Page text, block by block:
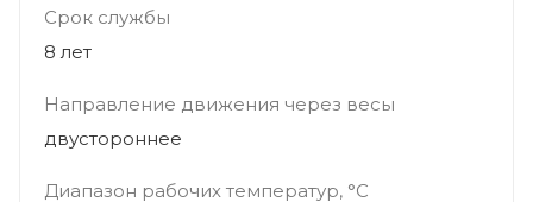
Cрок службы
8 лет
Направление движения через весы
двустороннее
Диапазон рабочих температур, °С